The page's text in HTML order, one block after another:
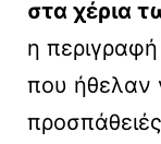
στα χέρια
η
που ήθελαν